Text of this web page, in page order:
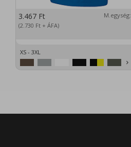
3.467 Ft
(2.730 Ft + ÁFA)
M.egység:
XS - 3XL